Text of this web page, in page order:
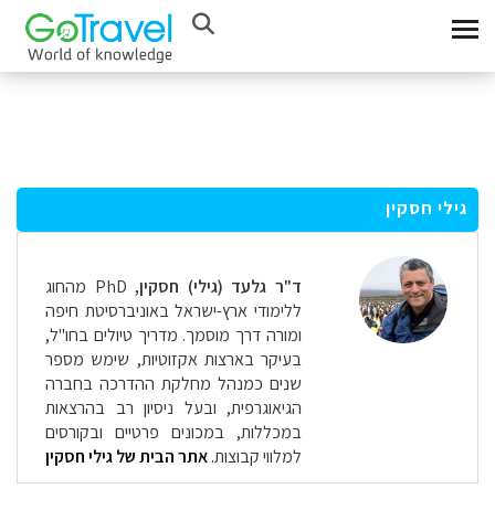
גילי חסקין
ד"ר גלעד (גילי) חסקין,
PhD מהחוג
ללימודי ארץ-ישראל באוניברסיטת חיפה
ומורה דרך מוסמך. מדריך טיולים בחו"ל,
בעיקר בארצות אקזוטיות, שימש מספר
שנים כמנהל מחלקת ההדרכה בחברה
הגיאוגרפית, ובעל ניסיון רב בהרצאות
במכללות, במכונים פרטיים ובקורסים
למלווי קבוצות.אתר הביתשל גילי חסקין